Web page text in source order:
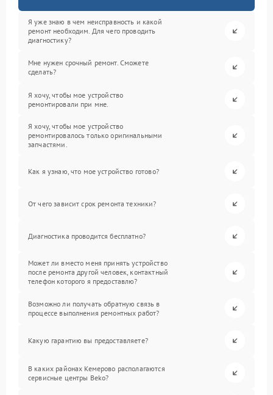
Я уже знаю в чем неисправность и какой
ремонт необходим. Для чего проводить
диагностику?
Мне нужен срочный ремонт. Сможете
сделать?
Я хочу, чтобы мое устройство
ремонтировали при мне.
Я хочу, чтобы мое устройство
ремонтировалось только оригинальными
запчастями.
Как я узнаю, что мое устройство готово?
От чего зависит срок ремонта техники?
Диагностика проводится бесплатно?
Может ли вместо меня принять устройство
после ремонта другой человек, контактный
телефон которого я предоставлю?
Возможно ли получать обратную связь в
процессе выполнения ремонтных работ?
Какую гарантию вы предоставляете?
В каких районах Кемерово располагаются
сервисные центры Beko?